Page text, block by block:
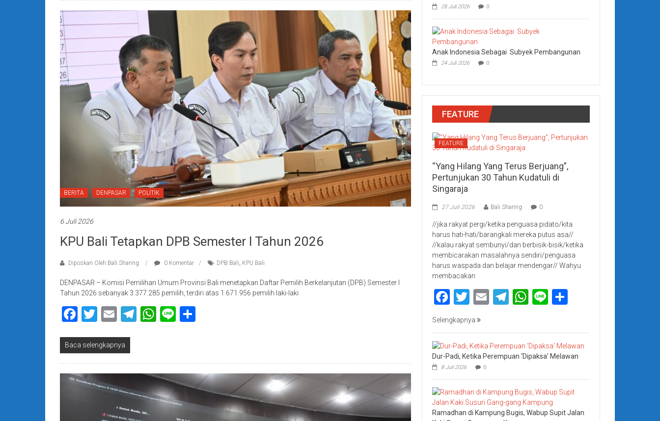
BERITA DENPASAR POLITIK
6 Juli 2026
KPU Bali Tetapkan DPB Semester I Tahun 2026
Diposkan Oleh:Bali Sharing 0 Komentar DPB Bali, KPU Bali
DENPASAR – Komisi Pemilihan Umum Provinsi Bali menetapkan Daftar Pemilih Berkelanjutan (DPB) Semester I
Tahun 2026 sebanyak 3.377.285 pemilih, terdiri atas 1.671.956 pemilih laki-laki
Facebook
Twitter
EmailTelegram
WhatsApp
Line
Baca selengkapnya
28 Juli 2026 0
Anak Indonesia Sebagai Subyek Pembangunan
24 Juli 2026 0
FEATURE
FEATURE
“Yang Hilang Yang Terus Berjuang”,
Pertunjukan 30 Tahun Kudatuli di
Singaraja
27 Juli 2026 Bali Sharing 0
//jika rakyat pergi/ketika penguasa pidato/kita
harus hati-hati/barangkali mereka putus asa//
//kalau rakyat sembunyi/dan berbisik-bisik/ketika
membicarakan masalahnya sendiri/penguasa
harus waspada dan belajar mendengar// Wahyu
membacakan
Facebook
Twitter
EmailTelegram
WhatsApp
Line
Selengkapnya
Dur-Padi, Ketika Perempuan ‘Dipaksa’ Melawan
8 Juli 2026 0
Ramadhan di Kampung Bugis, Wabup Supit Jalan